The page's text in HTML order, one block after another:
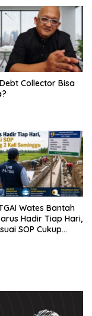
Collector Bisa
Wates Bantah
Hadir Tiap Hari,
SOP Cukup